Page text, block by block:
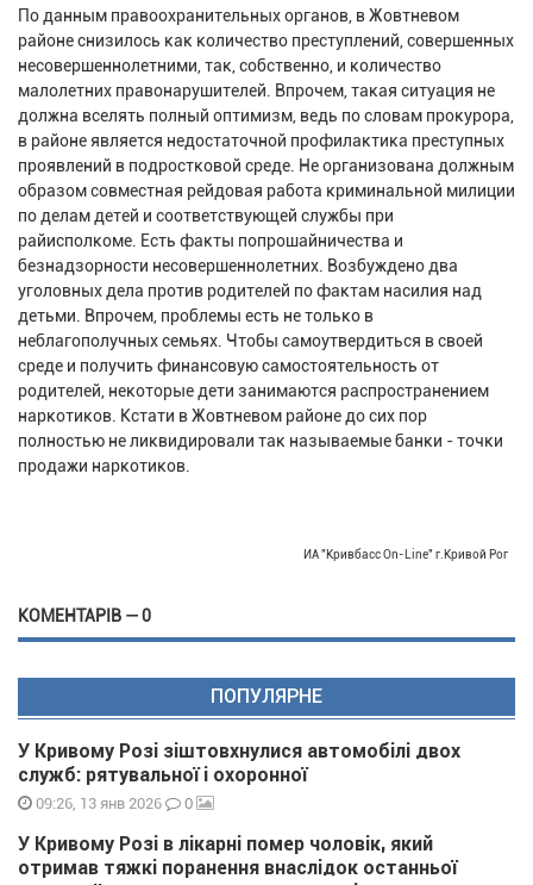
По данным правоохранительных органов, в Жовтневом
районе снизилось как количество преступлений, совершенных
несовершеннолетними, так, собственно, и количество
малолетних правонарушителей. Впрочем, такая ситуация не
должна вселять полный оптимизм, ведь по словам прокурора,
в районе является недостаточной профилактика преступных
проявлений в подростковой среде. Не организована должным
образом совместная рейдовая работа криминальной милиции
по делам детей и соответствующей службы при
райисполкоме. Есть факты попрошайничества и
безнадзорности несовершеннолетних. Возбуждено два
уголовных дела против родителей по фактам насилия над
детьми. Впрочем, проблемы есть не только в
неблагополучных семьях. Чтобы самоутвердиться в своей
среде и получить финансовую самостоятельность от
родителей, некоторые дети занимаются распространением
наркотиков. Кстати в Жовтневом районе до сих пор
полностью не ликвидировали так называемые банки - точки
продажи наркотиков.
ИА "Кривбасс On-Line" г.Кривой Рог
КОМЕНТАРІВ — 0
ПОПУЛЯРНЕ
У Кривому Розі зіштовхнулися автомобілі двох
служб: рятувальної і охоронної
09:26, 13 янв 2026 0
У Кривому Розі в лікарні помер чоловік, який
отримав тяжкі поранення внаслідок останньої